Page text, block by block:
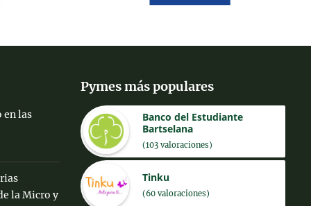
en las
la Micro y
Pymes más populares
Banco del Estudiante
Bartselana
(103 valoraciones)
Tinku
(60 valoraciones)